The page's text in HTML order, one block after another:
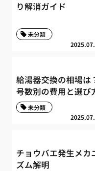
り解消ガイド
未分類
給湯器交換の相場は
号数別の費用と選び
未分類
チョウバエ発生メカ
ズム解明